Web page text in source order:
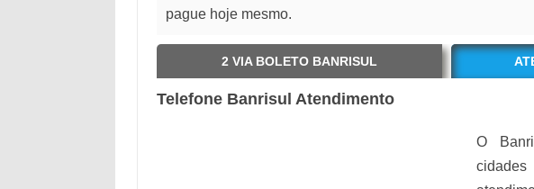
pague hoje mesmo.
2 VIA BOLETO BANRISUL
Telefone Banrisul Atendimento
O